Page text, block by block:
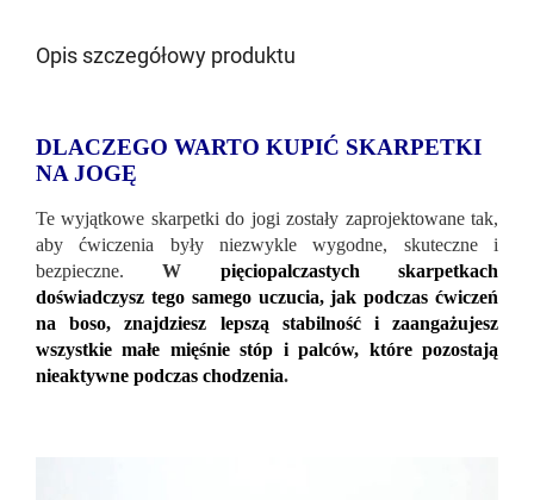
Opis szczegółowy produktu
DLACZEGO WARTO KUPIĆ SKARPETKI
NA JOGĘ
Te wyjątkowe skarpetki do jogi zostały zaprojektowane tak,
aby ćwiczenia były niezwykle wygodne, skuteczne i
bezpieczne.W pięciopalczastych skarpetkach
doświadczysz tego samego uczucia, jak podczas ćwiczeń
na boso, znajdziesz lepszą stabilność i zaangażujesz
wszystkie małe mięśnie stóp i palców, które pozostają
nieaktywne podczas chodzenia.